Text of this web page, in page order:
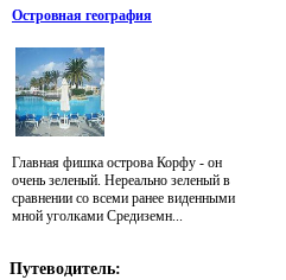
Островная география
Главная фишка острова Корфу - он
очень зеленый. Нереально зеленый в
сравнении со всеми ранее виденными
мной уголками Средиземн...
Путеводитель: